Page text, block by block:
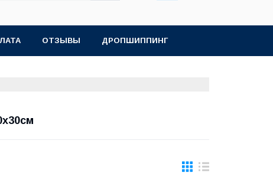
ОТЗЫВЫ ДРОПШИППИНГ